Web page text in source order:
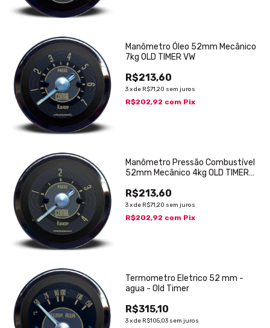
Manômetro Óleo 52mm Mecânico
7kg OLD TIMER VW
R$213,60
3xde R$71,20 sem juros
R$202,92 com Pix
Manômetro Pressão Combustível
52mm Mecânico 4kg OLD TIMER
R$213,60
3xde R$71,20 sem juros
R$202,92 com Pix
Termometro Eletrico 52 mm -
agua - Old Timer
R$315,10
3xde R$105,03 sem juros